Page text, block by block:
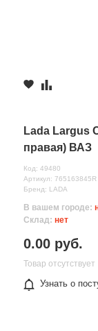
Lada Largus
правая) ВАЗ
Код: 49480
Артикул: 765163845R
Бренд: LADA
В вашем городе:
Склад: нет
0.00 руб.
Товар отсутствует
Узнать о